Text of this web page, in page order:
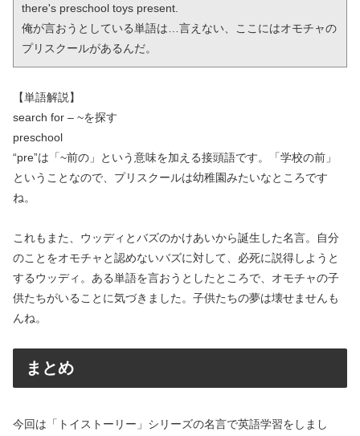
there's preschool toys present.
俺が言おうとしている単語は…言えない、ここにはオモチャの
プリスクールがあるんだ。
【単語解説】
search for – ~を探す
preschool
“pre”は「~前の」という意味を加える接頭語です。「学校の前」
ということなので、プリスクールは幼稚園みたいなところです
ね。
これもまた、ウッディとバズのかけあいから誕生した名言。自分
のことをオモチャと認めないバズに対して、必死に説得しようと
するウッディ。ある単語を言おうとしたところで、オモチャの子
供たちがいることに気づきました。子供たちの夢は壊せませんも
んね。
まとめ
今回は「トイストーリー」シリーズの名言で英語学習をしまし